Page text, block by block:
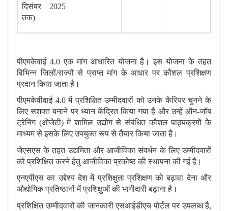
दिसंबर 2025
तक)
पीएमकेवाई 4.0 एक मांग आधारित योजना है। इस योजना के तहत
विभिन्न जिलों/राज्यों से प्राप्त मांग के आधार पर कौशल प्रशिक्षण
प्रदान किया जाता है।
पीएमकेवीवाई 4.0 में प्रशिक्षित उम्मीदवारों को उनके कैरियर चुनने के
लिए सशक्त बनाने पर ध्यान केंद्रित किया गया है और उन्हें ऑन-जॉब
ट्रेनिंग (ओजेटी) में शामिल उद्योग से संबंधित कौशल पाठ्यक्रमों के
माध्यम से इसके लिए उपयुक्त रूप से तैयार किया जाता है।
जेएसएस के तहत उद्यमिता और आजीविका संवर्धन के लिए उम्मीदवारों
को प्रशिक्षित करने हेतु आजीविका प्रकोष्ठ की स्थापना की गई है।
एनएपीएस का उद्देश्य देश में प्रशिक्षुता प्रशिक्षण को बढ़ावा देना और
औद्योगिक प्रतिष्ठानों में प्रशिक्षुओं की भागीदारी बढ़ाना है।
प्रशिक्षित उम्मीदवारों की जानकारी एसआईडीएच पोर्टल पर उपलब्ध है,